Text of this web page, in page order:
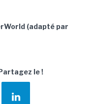
(adapté par
le !